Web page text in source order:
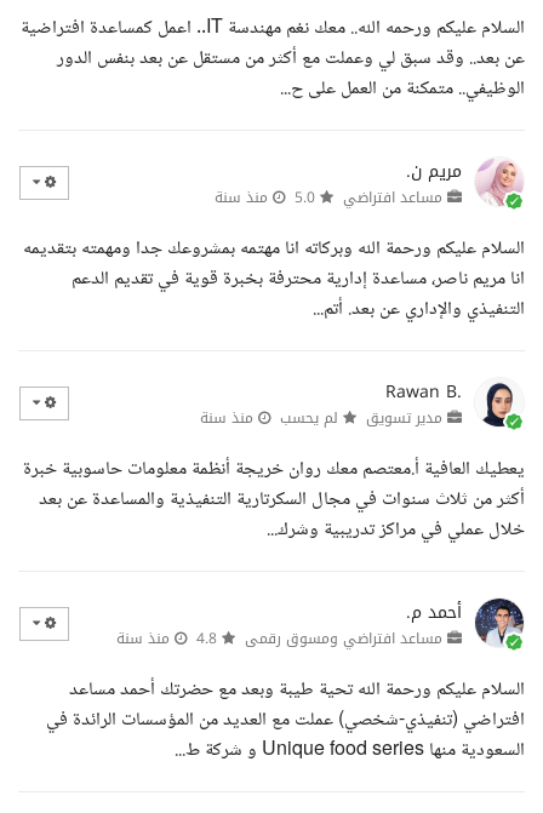
السلام عليكم ورحمه الله.. معك نغم مهندسة IT.. اعمل كمساعدة افتراضية
عن بعد.. وقد سبق لي وعملت مع أكثر من مستقل عن بعد بنفس الدور
الوظيفي.. متمكنة من العمل على ح...
مريم ن.
مساعد افتراضي منذ سنة
السلام عليكم ورحمة الله وبركاته انا مهتمه بمشروعك جدا ومهمته بتقديمه
انا مريم ناصر، مساعدة إدارية محترفة بخبرة قوية في تقديم الدعم
التنفيذي والإداري عن بعد. أتم...
Rawan B.
مدير تسويق لم يحسب منذ سنة
يعطيك العافية أ.معتصم معك روان خريجة أنظمة معلومات حاسوبية خبرة
أكثر من ثلاث سنوات في مجال السكرتارية التنفيذية والمساعدة عن بعد
خلال عملي في مراكز تدريبية وشرك...
أحمد م.
مساعد افتراضي ومسوق رقمى منذ سنة
السلام عليكم ورحمة الله تحية طيبة وبعد مع حضرتك أحمد مساعد
افتراضي (تنفيذي-شخصي) عملت مع العديد من المؤسسات الرائدة في
السعودية منها Unique food series و شركة ط...